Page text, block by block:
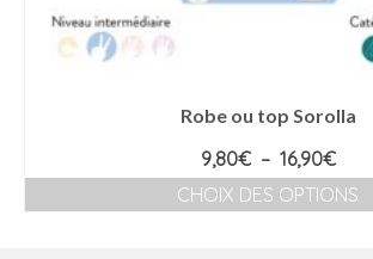
Robe ou top Sorolla
9,80€ – 16,90€Plage
de
prix :
CHOIX DES OPTIONS